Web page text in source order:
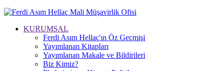
KURUMSAL
Ferdi Asım Hellaç'ın Öz Geçmişi
Yayımlanan Kitapları
Yayımlanan Makale ve Bildirileri
Biz Kimiz?